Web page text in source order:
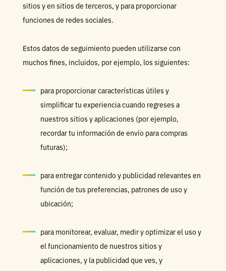
sitios y en sitios de terceros, y para proporcionar
funciones de redes sociales.
Estos datos de seguimiento pueden utilizarse con
muchos fines, incluidos, por ejemplo, los siguientes:
para proporcionar características útiles y
simplificar tu experiencia cuando regreses a
nuestros sitios y aplicaciones (por ejemplo,
recordar tu información de envío para compras
futuras);
para entregar contenido y publicidad relevantes en
función de tus preferencias, patrones de uso y
ubicación;
para monitorear, evaluar, medir y optimizar el uso y
el funcionamiento de nuestros sitios y
aplicaciones, y la publicidad que ves, y